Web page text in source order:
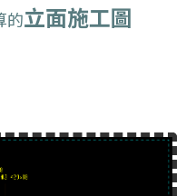
的立面施工圖